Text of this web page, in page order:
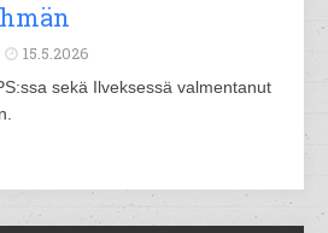
15.5.2026
sekä Ilveksessä valmentanut